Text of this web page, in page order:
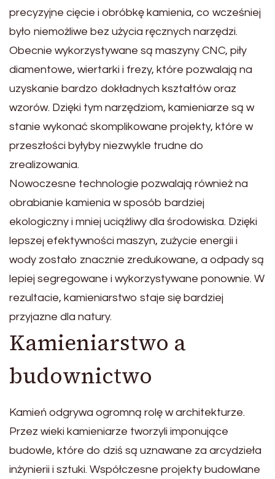
precyzyjne cięcie i obróbkę kamienia, co wcześniej
było niemożliwe bez użycia ręcznych narzędzi.
Obecnie wykorzystywane są maszyny CNC, piły
diamentowe, wiertarki i frezy, które pozwalają na
uzyskanie bardzo dokładnych kształtów oraz
wzorów. Dzięki tym narzędziom, kamieniarze są w
stanie wykonać skomplikowane projekty, które w
przeszłości byłyby niezwykle trudne do
zrealizowania.
Nowoczesne technologie pozwalają również na
obrabianie kamienia w sposób bardziej
ekologiczny i mniej uciążliwy dla środowiska. Dzięki
lepszej efektywności maszyn, zużycie energii i
wody zostało znacznie zredukowane, a odpady są
lepiej segregowane i wykorzystywane ponownie. W
rezultacie, kamieniarstwo staje się bardziej
przyjazne dla natury.
Kamieniarstwo a
budownictwo
Kamień odgrywa ogromną rolę w architekturze.
Przez wieki kamieniarze tworzyli imponujące
budowle, które do dziś są uznawane za arcydzieła
inżynierii i sztuki. Współczesne projekty budowlane